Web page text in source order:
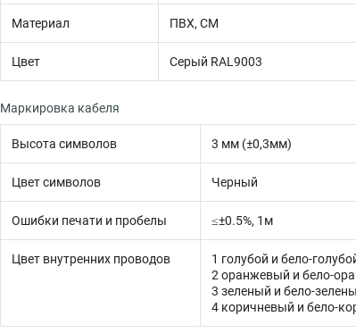
Материал ПВХ, СМ
Цвет Серый RAL9003
Маркировка кабеля
Высота символов 3 мм (±0,3мм)
Цвет символов Черный
Ошибки печати и пробелы ≤±0.5%, 1м
Цвет внутренних проводов
1 голубой и бело-
2 оранжевый и бело-
3 зеленый и бело-
4 коричневый и бело-